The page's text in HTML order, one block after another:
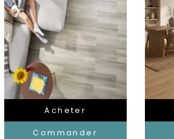
Acheter
Commander